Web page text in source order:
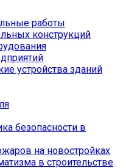
работы
конструкций
устройства зданий
безопасности в
на новостройках
в строительстве